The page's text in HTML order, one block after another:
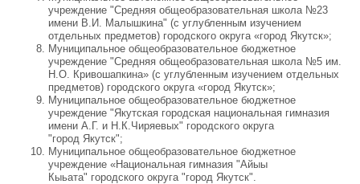
учреждение "Средняя общеобразовательная школа №23
имени В.И. Малышкина" (с углубленным изучением
отдельных предметов) городского округа «город Якутск»;
Муниципальное общеобразовательное бюджетное
учреждение "Средняя общеобразовательная школа №5 им.
Н.О. Кривошапкина» (с углубленным изучением отдельных
предметов) городского округа «город Якутск»;
Муниципальное общеобразовательное бюджетное
учреждение "Якутская городская национальная гимназия
имени А.Г. и Н.К.Чиряевых" городского округа
"город Якутск";
Муниципальное общеобразовательное бюджетное
учреждение «Национальная гимназия "Айыы
Кыьата" городского округа "город Якутск".